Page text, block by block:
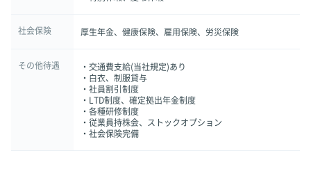
社会保険 厚生年金、健康保険、雇用保険、労災保険
その他待遇
・交通費支給(当社規定)あり
・白衣、制服貸与
・社員割引制度
・LTD制度、確定拠出年金制度
・各種研修制度
・従業員持株会、ストックオプション
・社会保険完備